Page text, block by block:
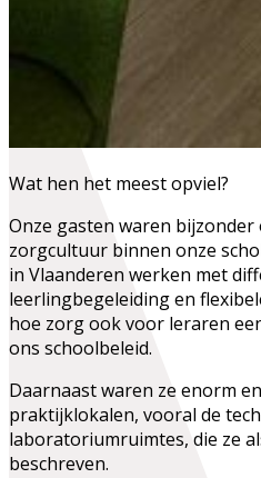
Wat hen het meest opviel?
Onze gasten waren
zorgcultuur binnen onze
in Vlaanderen werken met
leerlingbegeleiding en
hoe zorg ook voor leraren
ons schoolbeleid.
Daarnaast waren ze enorm
praktijklokalen, vooral de
laboratoriumruimtes, die ze
beschreven.